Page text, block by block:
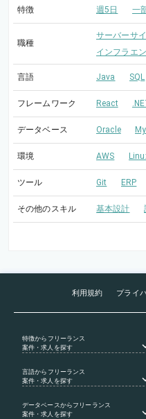
特徴 週5日 一
職種
サーバーサ
インフラエ
言語 Java SQL
フレームワーク React
データベース Oracle
環境 AWS
ツール Git ERP
その他のスキル 基本設計
利用規約 プライ
特徴からフリーランス
案件・求人を探す
言語からフリーランス
案件・求人を探す
データベース からフリーランス
案件・求人を探す